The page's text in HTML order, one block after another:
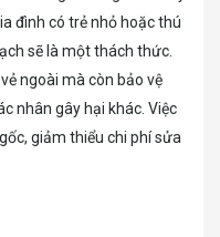
đình có trẻ nhỏ hoặc thú
sẽ là một thách thức.
ngoài mà còn bảo vệ
nhân gây hại khác. Việc
giảm thiểu chi phí sửa